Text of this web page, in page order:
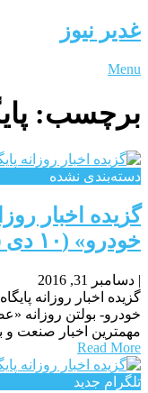
غدیر نیوز
Menu
برچسب:
دسته‌بندی نشده
گزیده اخبار
خودرو» (۱۰ دی ۹۵)
| دسامبر 31, 2016
خودرو- بولتن روزانه
مهمترین اخبار صنعت و
Read More
تلگرام جدید